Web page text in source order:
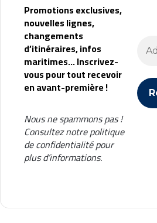
Promotions exclusives,
nouvelles lignes,
changements
d’itinéraires, infos
maritimes... Inscrivez-
vous pour tout recevoir
en avant-première !
Nous ne spammons pas !
Consultez notrepolitique
de confidentialitépour
plus d’informations.